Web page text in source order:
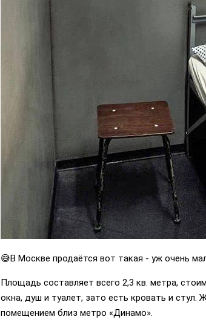
😅В Москве продаётся вот такая - уж очень
Площадь составляет всего 2,3 кв. метра,
окна, душ и туалет, зато есть кровать и
помещением близ метро «Динамо».